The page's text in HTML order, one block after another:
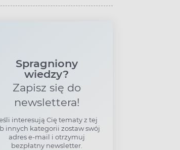
Spragniony
wiedzy?
Zapisz się do
newslettera!
interesują Cię tematy z tej
innych kategorii zostaw swój
adres e-mail i otrzymuj
bezpłatny newsletter.